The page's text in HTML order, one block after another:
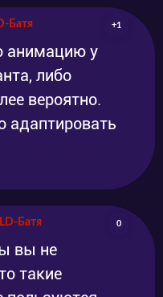
Батя +1
анимацию у
либо
вероятно.
адаптировать
Батя 0
вы не
такие